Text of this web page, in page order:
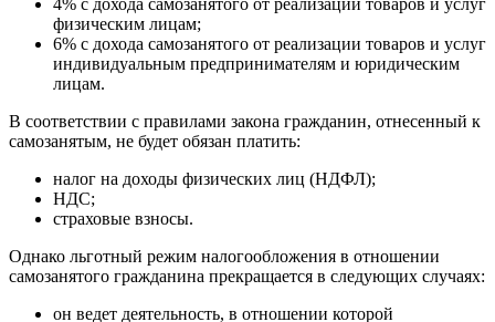
физическим лицам;
6% с дохода самозанятого от реализации товаров и услуг
индивидуальным предпринимателям и юридическим
лицам.
В соответствии с правилами закона гражданин, отнесенный к
самозанятым, не будет обязан платить:
налог на доходы физических лиц (НДФЛ);
НДС;
страховые взносы.
Однако льготный режим налогообложения в отношении
самозанятого гражданина прекращается в следующих случаях:
он ведет деятельность, в отношении которой